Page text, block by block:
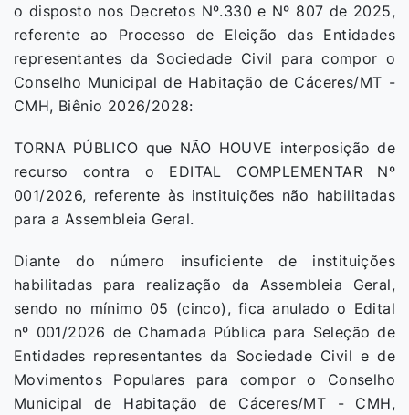
o disposto nos Decretos Nº.330 e Nº 807 de 2025,
referente ao Processo de Eleição das Entidades
representantes da Sociedade Civil para compor o
Conselho Municipal de Habitação de Cáceres/MT -
CMH, Biênio 2026/2028:
TORNA PÚBLICO que NÃO HOUVE interposição de
recurso contra o EDITAL COMPLEMENTAR Nº
001/2026, referente às instituições não habilitadas
para a Assembleia Geral.
Diante do número insuficiente de instituições
habilitadas para realização da Assembleia Geral,
sendo no mínimo 05 (cinco), fica anulado o Edital
nº 001/2026 de Chamada Pública para Seleção de
Entidades representantes da Sociedade Civil e de
Movimentos Populares para compor o Conselho
Municipal de Habitação de Cáceres/MT - CMH,